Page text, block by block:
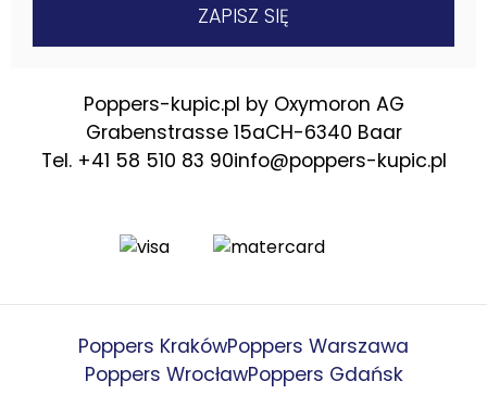
Poppers-kupic.pl by Oxymoron AG
Grabenstrasse 15aCH-6340 Baar
Tel. +41 58 510 83 90info@poppers-kupic.pl
Poppers KrakówPoppers Warszawa
Poppers WrocławPoppers Gdańsk